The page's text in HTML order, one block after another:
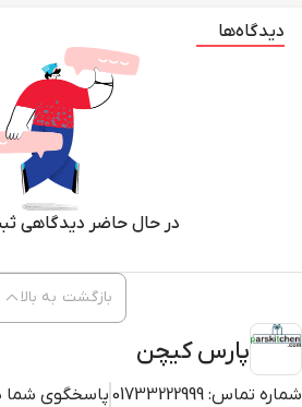
دیدگاه‌ها
در حال حاضر دیدگاهی
پارس کیچن
شماره تماس: 01733222999 پاسخگوی
بازگشت به بالا